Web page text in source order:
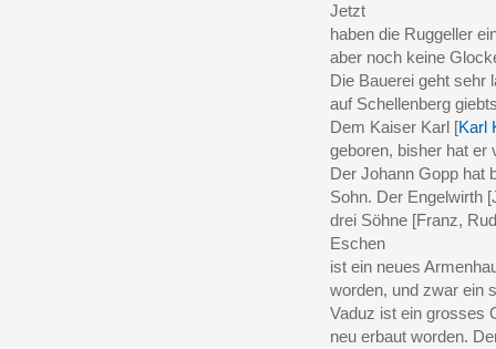
Jetzt
haben die Ruggeller
aber noch keine
Die Bauerei geht sehr
auf Schellenberg
Dem Kaiser Karl [Karl
geboren, bisher hat er
Der Johann Gopp hat
Sohn. Der Engelwirth
drei Söhne [Franz,
Eschen
ist ein neues
worden, und zwar ein
Vaduz ist ein grosses
neu erbaut worden.